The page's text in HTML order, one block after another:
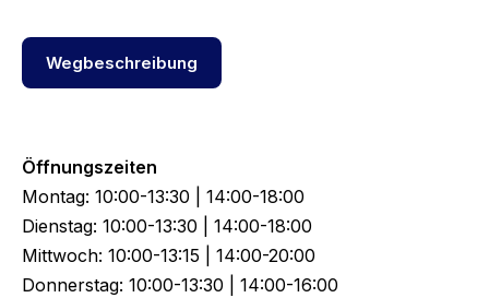
Wegbeschreibung
Öffnungszeiten
Montag: 10:00-13:30 | 14:00-18:00
Dienstag: 10:00-13:30 | 14:00-18:00
Mittwoch: 10:00-13:15 | 14:00-20:00
Donnerstag: 10:00-13:30 | 14:00-16:00